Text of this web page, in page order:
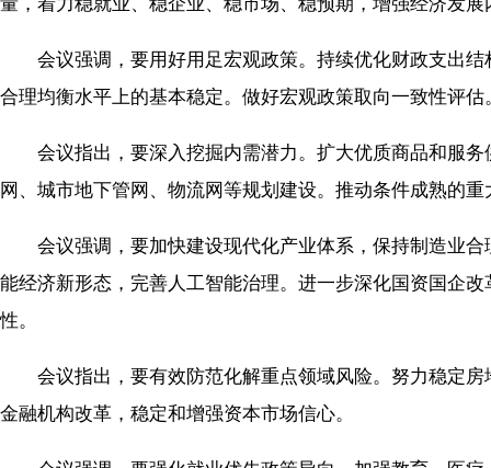
会议强调，要用好用足宏观政策。持续优化财政支出结
合理均衡水平上的基本稳定。做好宏观政策取向一致性评估
会议指出，要深入挖掘内需潜力。扩大优质商品和服务
网、城市地下管网、物流网等规划建设。推动条件成熟的
会议强调，要加快建设现代化产业体系，保持制造业合
能经济新形态，完善人工智能治理。进一步深化国资国企
性。
会议指出，要有效防范化解重点领域风险。努力稳定房
金融机构改革，稳定和增强资本市场信心。